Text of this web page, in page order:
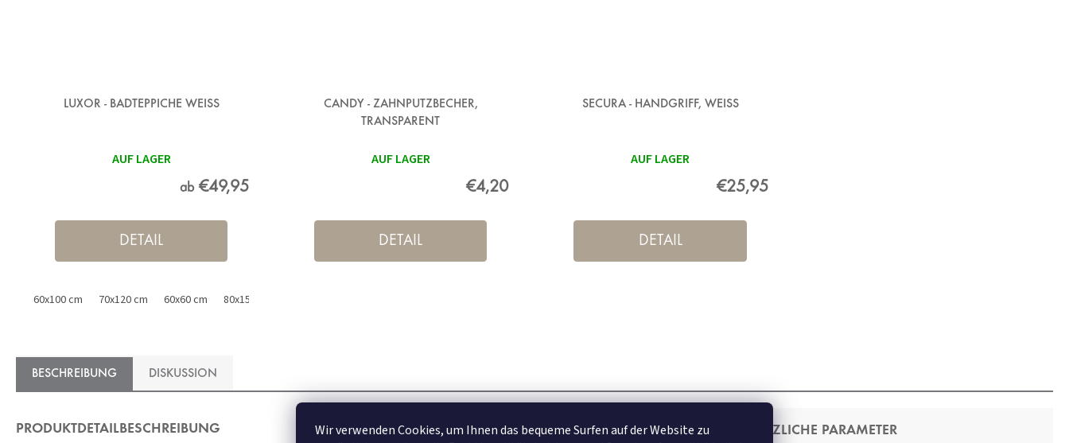
Wir verwenden Cookies, um Ihnen das bequeme Surfen auf der Website zu
LUXOR - BADTEPPICHE WEISS
AUF LAGER
ab €49,95
DETAIL
60x100 cm 70x120 cm 60x60 cm 80x150 cm
CANDY - ZAHNPUTZBECHER,
TRANSPARENT
AUF LAGER
€4,20
DETAIL
SECURA - HANDGRIFF, WEISS
AUF LAGER
€25,95
DETAIL
BESCHREIBUNG DISKUSSION
PRODUKTDETAILBESCHREIBUNG ZUSÄTZLICHE PARAMETER